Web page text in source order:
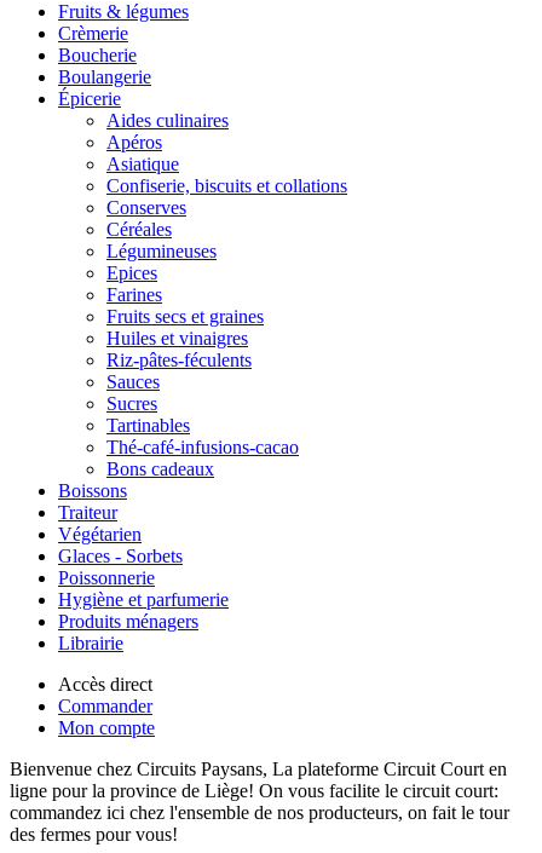
Fruits & légumes
Crèmerie
Boucherie
Boulangerie
Épicerie
Aides culinaires
Apéros
Asiatique
Confiserie, biscuits et collations
Conserves
Céréales
Légumineuses
Epices
Farines
Fruits secs et graines
Huiles et vinaigres
Riz-pâtes-féculents
Sauces
Sucres
Tartinables
Thé-café-infusions-cacao
Bons cadeaux
Boissons
Traiteur
Végétarien
Glaces - Sorbets
Poissonnerie
Hygiène et parfumerie
Produits ménagers
Librairie
Accès direct
Commander
Mon compte
Bienvenue chez Circuits Paysans, La plateforme Circuit Court en
ligne pour la province de Liège! On vous facilite le circuit court:
commandez ici chez l'ensemble de nos producteurs, on fait le tour
des fermes pour vous!